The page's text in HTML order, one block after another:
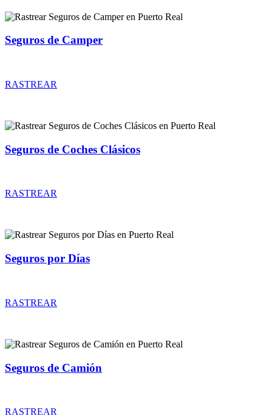
Seguros de Camper
RASTREAR
Seguros de Coches Clásicos
RASTREAR
Seguros por Días
RASTREAR
Seguros de Camión
RASTREAR